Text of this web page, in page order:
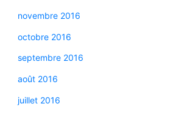
novembre 2016
octobre 2016
septembre 2016
août 2016
juillet 2016